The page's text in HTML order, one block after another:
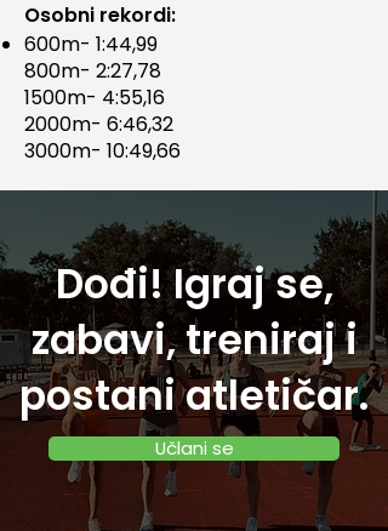
Osobni rekordi:
600m- 1:44,99
800m- 2:27,78
1500m- 4:55,16
2000m- 6:46,32
3000m- 10:49,66
Dođi! Igraj se,
zabavi, treniraj i
postani atletičar.
Učlani se